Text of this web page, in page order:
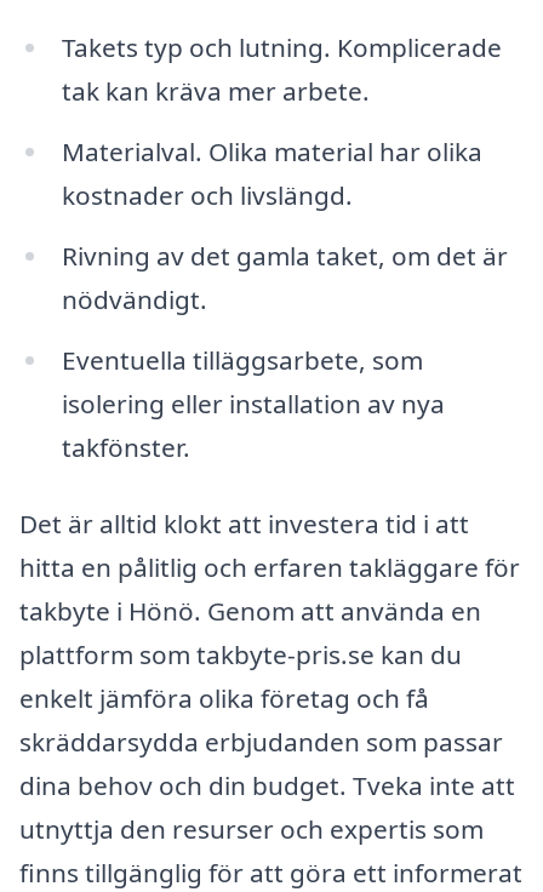
Takets typ och lutning. Komplicerade
tak kan kräva mer arbete.
Materialval. Olika material har olika
kostnader och livslängd.
Rivning av det gamla taket, om det är
nödvändigt.
Eventuella tilläggsarbete, som
isolering eller installation av nya
takfönster.
Det är alltid klokt att investera tid i att
hitta en pålitlig och erfaren takläggare för
takbyte i Hönö. Genom att använda en
plattform som takbyte-pris.se kan du
enkelt jämföra olika företag och få
skräddarsydda erbjudanden som passar
dina behov och din budget. Tveka inte att
utnyttja den resurser och expertis som
finns tillgänglig för att göra ett informerat